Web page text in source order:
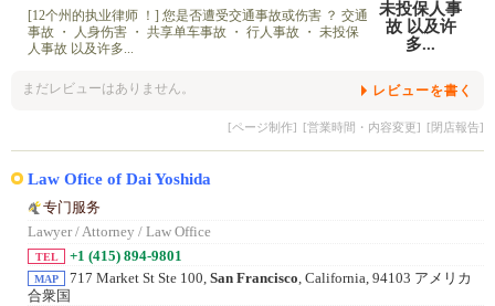
[12个州的执业律师 ！] 您是否遭受交通事故或伤害 ？ 交通
事故 ・ 人身伤害 ・ 共享单车事故 ・ 行人事故 ・ 未投保
人事故 以及许多...
まだレビューはありません。 レビューを書く
[ページ制作] [営業時間・内容変更] [閉店報告]
Law Ofice of Dai Yoshida
专门服务
Lawyer / Attorney / Law Office
TEL +1 (415) 894-9801
MAP 717 Market St Ste 100, San Francisco, California, 94103 アメリカ
合衆国